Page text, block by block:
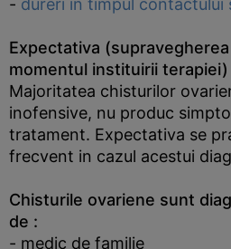
- dureri in timpul contactului
Expectativa
momentul instituirii terapiei)
Majoritatea chisturilor
inofensive, nu produc
tratament. Expectativa se
frecvent in cazul acestui
Chisturile ovariene sunt
de :
- medic de familie